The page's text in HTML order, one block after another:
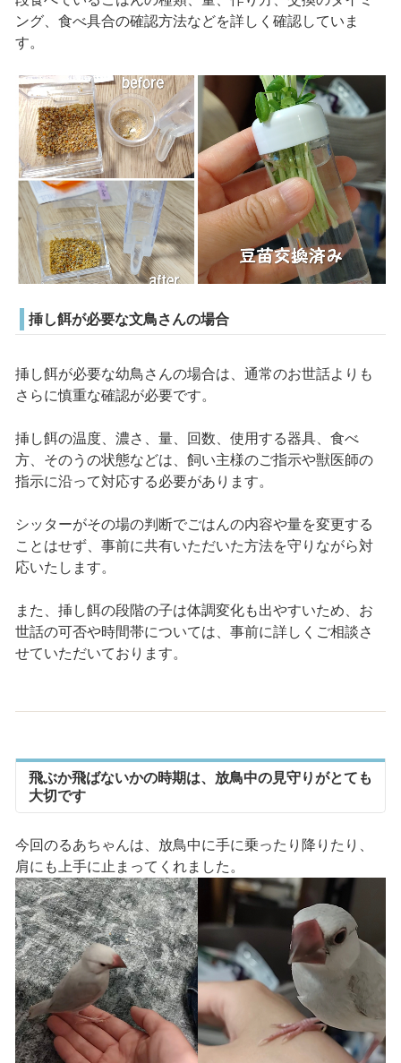
ング、食べ具合の確認方法などを詳しく確認していま
す。
挿し餌が必要な文鳥さんの場合
挿し餌が必要な幼鳥さんの場合は、通常のお世話よりも
さらに慎重な確認が必要です。
挿し餌の温度、濃さ、量、回数、使用する器具、食べ
方、そのうの状態などは、飼い主様のご指示や獣医師の
指示に沿って対応する必要があります。
シッターがその場の判断でごはんの内容や量を変更する
ことはせず、事前に共有いただいた方法を守りながら対
応いたします。
また、挿し餌の段階の子は体調変化も出やすいため、お
世話の可否や時間帯については、事前に詳しくご相談さ
せていただいております。
飛ぶか飛ばないかの時期は、放鳥中の見守りがとても
大切です
今回のるあちゃんは、放鳥中に手に乗ったり降りたり、
肩にも上手に止まってくれました。